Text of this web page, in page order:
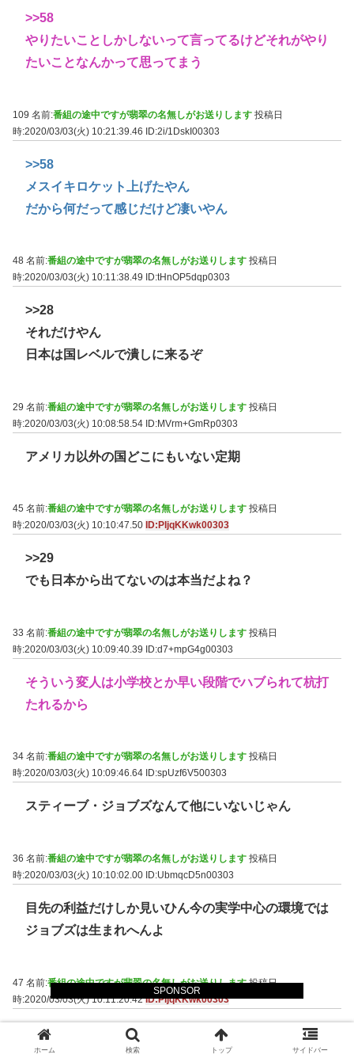
SPONSOR
>>58
やりたいことしかしないって言ってるけどそれがやり
たいことなんかって思ってまう
109 名前:番組の途中ですが翡翠の名無しがお送りします 投稿日
時:2020/03/03(火) 10:21:39.46 ID:2i/1DskI00303
>>58
メスイキロケット上げたやん
だから何だって感じだけど凄いやん
48 名前:番組の途中ですが翡翠の名無しがお送りします 投稿日
時:2020/03/03(火) 10:11:38.49
ID:tHnOP5dqp0303
>>28
それだけやん
日本は国レベルで潰しに来るぞ
29 名前:番組の途中ですが翡翠の名無しがお送りします 投稿日
時:2020/03/03(火) 10:08:58.54 ID:MVrm+GmRp0303
アメリカ以外の国どこにもいない定期
45 名前:番組の途中ですが翡翠の名無しがお送りします 投稿日
時:2020/03/03(火) 10:10:47.50 ID:PIjqKKwk00303
>>29
でも日本から出てないのは本当だよね？
33 名前:番組の途中ですが翡翠の名無しがお送りします 投稿日
時:2020/03/03(火) 10:09:40.39 ID:d7+mpG4g00303
そういう変人は小学校とか早い段階でハブられて杭打
たれるから
34 名前:番組の途中ですが翡翠の名無しがお送りします 投稿日
時:2020/03/03(火) 10:09:46.64 ID:spUzf6V500303
スティーブ・ジョブズなんて他にいないじゃん
36 名前:番組の途中ですが翡翠の名無しがお送りします 投稿日
時:2020/03/03(火) 10:10:02.00 ID:UbmqcD5n00303
目先の利益だけしか見いひん今の実学中心の環境では
ジョブズは生まれへんよ
47 名前:番組の途中ですが翡翠の名無しがお送りします投稿日
時:2020/03/03(火) 10:11:20.42ID:PIjqKKwk00303
>>36
そこな、目先だけ追っても仕方ないのにな
ホーム 検索 トップ サイドバー